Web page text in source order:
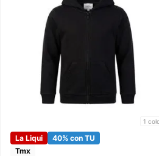
1
La Liqui
40% con TU
Tmx